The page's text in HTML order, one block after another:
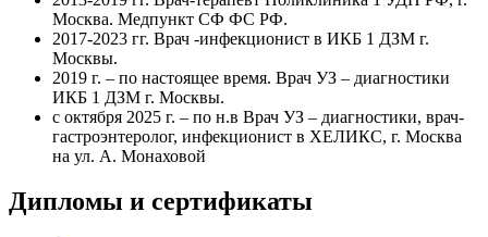
Москва. Медпункт СФ ФС РФ.
2017-2023 гг. Врач -инфекционист в ИКБ 1 ДЗМ г.
Москвы.
2019 г. – по настоящее время. Врач УЗ – диагностики
ИКБ 1 ДЗМ г. Москвы.
с октября 2025 г. – по н.в Врач УЗ – диагностики, врач-
гастроэнтеролог, инфекционист в ХЕЛИКС, г. Москва
на ул. А. Монаховой
Дипломы и сертификаты